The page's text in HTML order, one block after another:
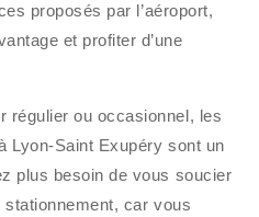
proposés par l’aéroport,
et profiter d’une
régulier ou occasionnel, les
Lyon-Saint Exupéry sont un
plus besoin de vous soucier
car vous